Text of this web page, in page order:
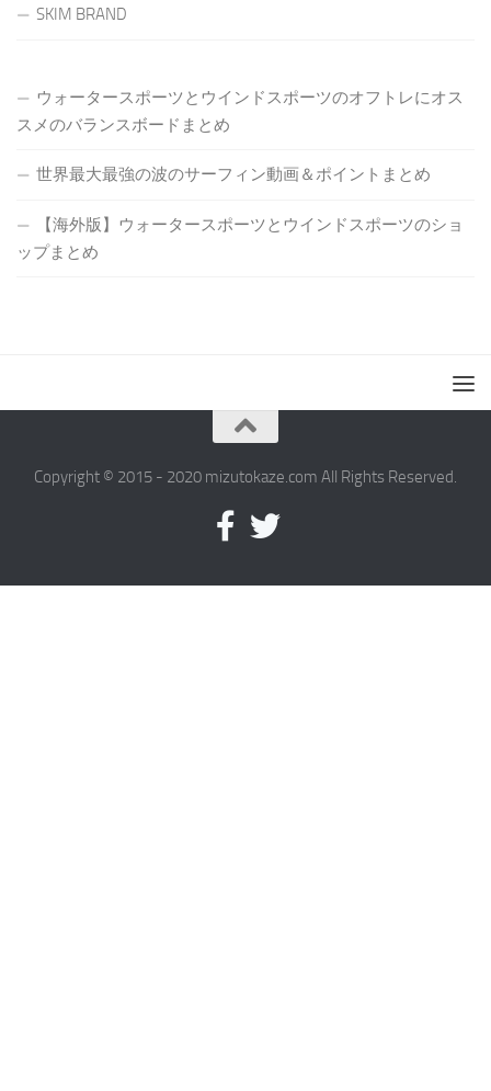
SKIM BRAND
ウォータースポーツとウインドスポーツのオフトレにオス
スメのバランスボードまとめ
世界最大最強の波のサーフィン動画＆ポイントまとめ
【海外版】ウォータースポーツとウインドスポーツのショ
ップまとめ
Copyright © 2015 - 2020 mizutokaze.com All Rights Reserved.